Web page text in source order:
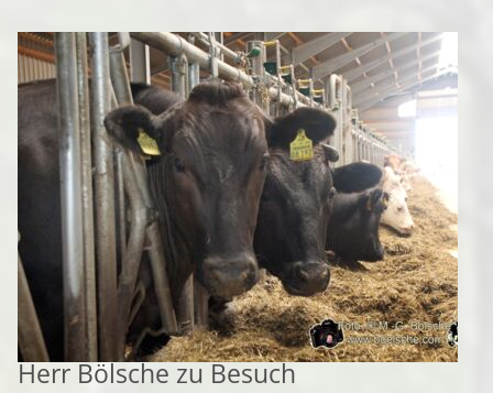
Besuch
Herr Bölsche zu Besuch